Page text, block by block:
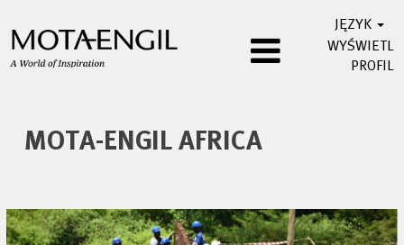
JĘZYK
WYŚWIETL
PROFIL
Engil
Africa
MOTA-ENGIL AFRICA